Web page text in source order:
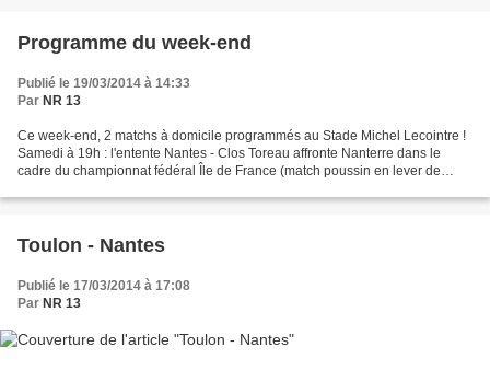
Programme du week-end
Publié le 19/03/2014 à 14:33
Par NR 13
Ce week-end, 2 matchs à domicile programmés au Stade Michel Lecointre !
Samedi à 19h : l'entente Nantes - Clos Toreau affronte Nanterre dans le
cadre du championnat fédéral Île de France (match poussin en lever de
Toulon - Nantes
Publié le 17/03/2014 à 17:08
Par NR 13